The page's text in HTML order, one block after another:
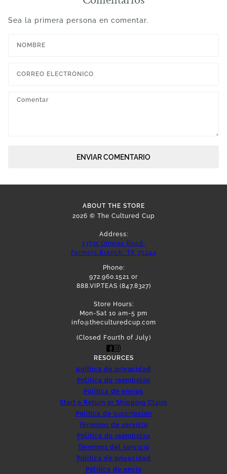
Sea la primera persona en comentar.
ENVIAR COMENTARIO
ABOUT THE STORE
2026 © The Cultured Cup
Address:
13731 Omega Road,
Farmers Branch, TX 75244
Phone:
972.960.1521 or
888.VIP.TEAS (847.8327)
Store Hours:
Mon-Sat 10 am-5 pm
info@theculturedcup.com
(Closed Fourth of July)
RESOURCES
política de privacidad
Politica de reembolso
Politica de envios
Start a Return or Shipping Claim
Política de suscripción
Términos de servicio
Política de reembolso
Términos del servicio
Política de privacidad
Política de envío